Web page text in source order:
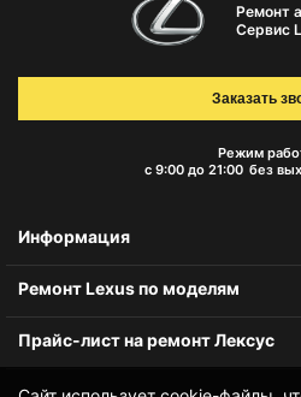
Ремонт
Сервис
Режим
с 9:00 до 21:00 без
Заказать
Информация
Ремонт Lexus по моделям
Прайс-лист на ремонт Лексус